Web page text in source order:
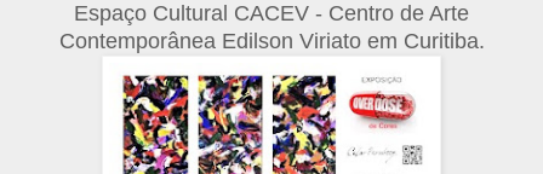
Espaço Cultural CACEV - Centro de Arte
Contemporânea Edilson Viriato em Curitiba.